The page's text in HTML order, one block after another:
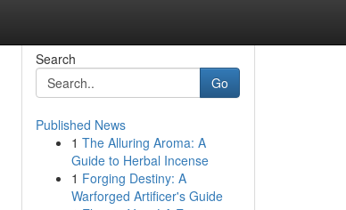
Search
Go
Published News
1 The Alluring Aroma: A
Guide to Herbal Incense
1 Forging Destiny: A
Warforged Artificer's Guide